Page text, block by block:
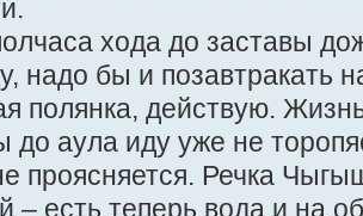
хода до заставы
надо бы и позавтракать
полянка, действую.
до аула иду уже не
проясняется. Речка
– есть теперь вода и на